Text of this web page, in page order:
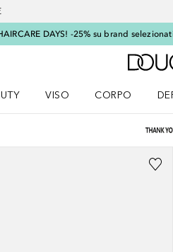
DAYS! -25% su brand
VISO
CORPO